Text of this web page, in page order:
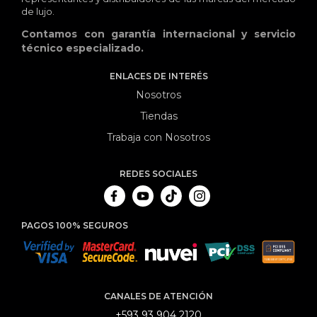
de lujo.
Contamos con garantía internacional y servicio
técnico especializado.
ENLACES DE INTERÉS
Nosotros
Tiendas
Trabaja con Nosotros
REDES SOCIALES
PAGOS 100% SEGUROS
CANALES DE ATENCIÓN